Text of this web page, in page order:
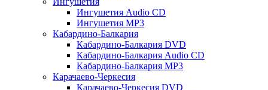
Ингушетия Audio CD
Ингушетия MP3
Кабардино-Балкария
Кабардино-Балкария DVD
Кабардино-Балкария Audio CD
Кабардино-Балкария MP3
Карачаево-Черкесия
Карачаево-Черкесия DVD